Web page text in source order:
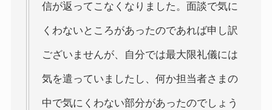
信が返ってこなくなりました。面談で気に
くわないところがあったのであれば申し訳
ございませんが、自分では最大限礼儀には
気を遣っていましたし、何か担当者さまの
中で気にくわない部分があったのでしょう